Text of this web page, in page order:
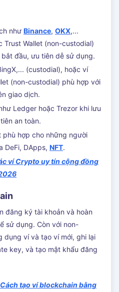
như Binance, OKX,...
Trust Wallet (non-custodial)
đầu, ưu tiên dễ sử dụng.
(custodial), hoặc ví
(non-custodial) phù hợp với
giao dịch.
Ledger hoặc Trezor khi lưu
an toàn.
phù hợp cho những người
DeFi, DApps, NFT.
ví Crypto uy tín cộng đồng
đăng ký tài khoản và hoàn
sử dụng. Còn với non-
dụng ví và tạo ví mới, ghi lại
key, và tạo mật khẩu đăng
Cách tạo ví blockchain bằng